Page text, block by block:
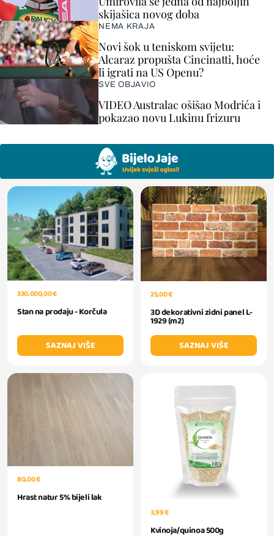
skijašica novog doba
NEMA KRAJA
Novi šok u teniskom svijetu:
Alcaraz propušta Cincinatti, hoće
li igrati na US Openu?
SVE OBJAVIO
VIDEO Australac ošišao Modrića i
pokazao novu Lukinu frizuru
330.000,00 €
Stan na prodaju - Korčula
SAZNAJ VIŠE
25,00 €
3D dekorativni zidni panel L-
1929 (m2)
SAZNAJ VIŠE
80,00 €
Hrast natur 5% bijeli lak
3,99 €
Kvinoja/quinoa 500g